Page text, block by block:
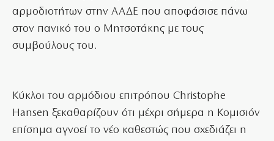
αρμοδιοτήτων στην ΑΑΔΕ που αποφάσισε πάνω
στον πανικό του ο Μητσοτάκης με τους
συμβούλους του.
Κύκλοι του αρμόδιου επιτρόπου Christophe
Hansen ξεκαθαρίζουν ότι μέχρι σήμερα η Κομισιόν
επίσημα αγνοεί το νέο καθεστώς που σχεδιάζει η